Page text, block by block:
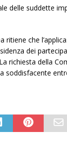
delle suddette
ritiene che
dei
richiesta della
soddisfacente